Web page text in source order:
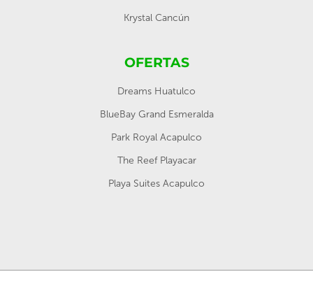
Krystal Cancún
OFERTAS
Dreams Huatulco
BlueBay Grand Esmeralda
Park Royal Acapulco
The Reef Playacar
Playa Suites Acapulco